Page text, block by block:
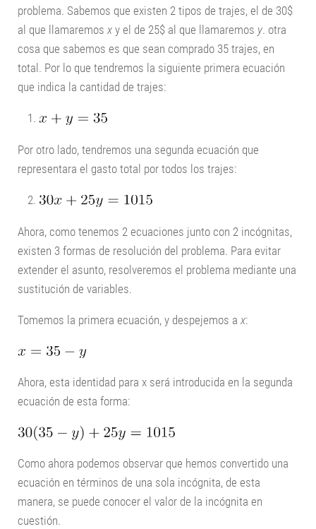
problema. Sabemos que existen 2 tipos de trajes, el de 30$
al que llamaremos x y el de 25$ al que llamaremos y. otra
cosa que sabemos es que sean comprado 35 trajes, en
total. Por lo que tendremos la siguiente primera ecuación
que indica la cantidad de trajes:
Por otro lado, tendremos una segunda ecuación que
representara el gasto total por todos los trajes:
Ahora, como tenemos 2 ecuaciones junto con 2 incógnitas,
existen 3 formas de resolución del problema. Para evitar
extender el asunto, resolveremos el problema mediante una
sustitución de variables.
Tomemos la primera ecuación, y despejemos a x:
Ahora, esta identidad para x será introducida en la segunda
ecuación de esta forma:
Como ahora podemos observar que hemos convertido una
ecuación en términos de una sola incógnita, de esta
manera, se puede conocer el valor de la incógnita en
cuestión.